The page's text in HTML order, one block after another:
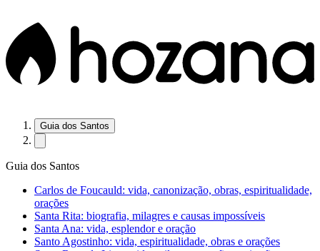
Guia dos Santos
Guia dos Santos
Carlos de Foucauld: vida, canonização, obras, espiritualidade,
orações
Santa Rita: biografia, milagres e causas impossíveis
Santa Ana: vida, esplendor e oração
Santo Agostinho: vida, espiritualidade, obras e orações